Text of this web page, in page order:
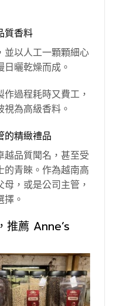
質香料
並以人工一顆顆細心
曬乾燥而成。
過程耗時又費工，
為高級香料。
的精緻禮品
越品質聞名，甚至受
的青睞。作為越南高
，或是公司主管，
。
推薦 Anne’s